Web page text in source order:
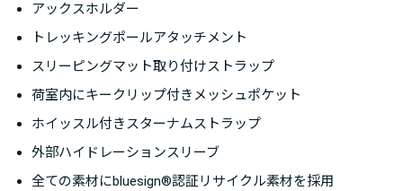
※この商品はメンズモデルです。ウィメンズモデルとし
てテンペストベロシティ30がラインナップされていま
す。
アックスホルダー
トレッキングポールアタッチメント
スリーピングマット取り付けストラップ
荷室内にキークリップ付きメッシュポケット
ホイッスル付きスターナムストラップ
外部ハイドレーションスリーブ
全ての素材にbluesign®認証リサイクル素材を採用